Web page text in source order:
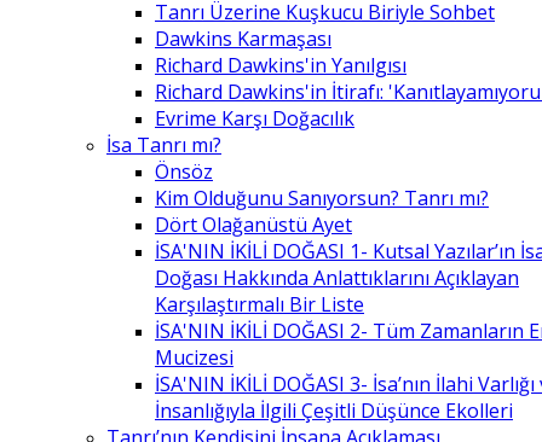
Tanrı Üzerine Kuşkucu Biriyle Sohbet
Dawkins Karmaşası
Richard Dawkins'in Yanılgısı
Richard Dawkins'in İtirafı:
Evrime Karşı Doğacılık
İsa Tanrı mı?
Önsöz
Kim Olduğunu Sanıyorsun? Tanrı mı?
Dört Olağanüstü Ayet
İSA'NIN İKİLİ DOĞASI 1- Kutsal Yazılar’ın
Doğası Hakkında Anlattıklarını Açıklayan
Karşılaştırmalı Bir Liste
İSA'NIN İKİLİ DOĞASI 2- Tüm Zamanların
Mucizesi
İSA'NIN İKİLİ DOĞASI 3- İsa’nın İlahi Varlığı
İnsanlığıyla İlgili Çeşitli Düşünce Ekolleri